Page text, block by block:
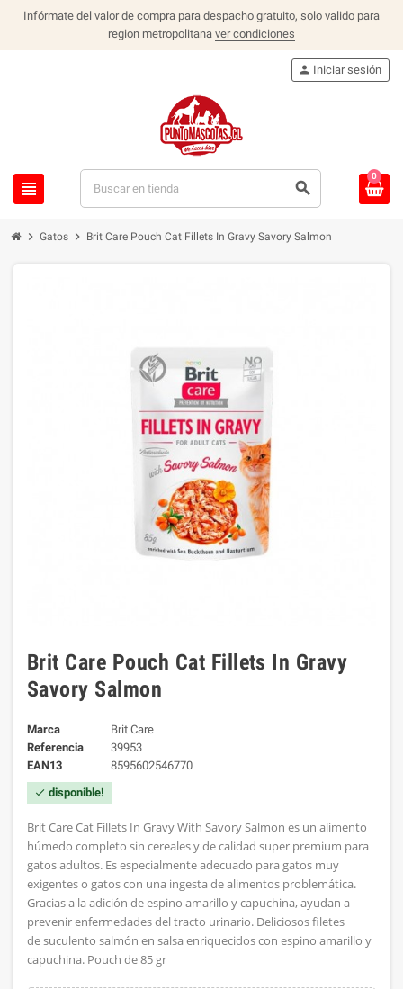
Infórmate del valor de compra para despacho gratuito, solo valido para
region metropolitana ver condiciones
view_headline search
person Iniciar sesión
0
chevron_right Gatos chevron_right Brit Care Pouch Cat Fillets In Gravy Savory Salmon
Brit Care Pouch Cat Fillets In Gravy
Savory Salmon
Marca
Brit Care
Referencia
39953
EAN13
8595602546770
check disponible!
Brit Care Cat Fillets In Gravy With Savory Salmon es un alimento
húmedo completo sin cereales y de calidad super premium para
gatos adultos. Es especialmente adecuado para gatos muy
exigentes o gatos con una ingesta de alimentos problemática.
Gracias a la adición de espino amarillo y capuchina, ayudan a
prevenir enfermedades del tracto urinario. Deliciosos filetes
de suculento salmón en salsa enriquecidos con espino amarillo y
capuchina. Pouch de 85 gr